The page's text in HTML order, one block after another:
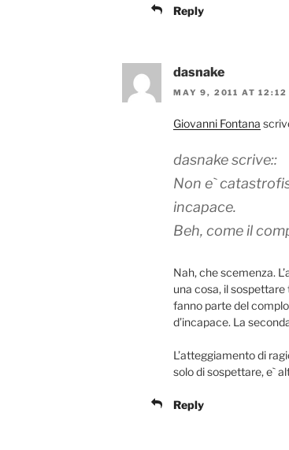
Reply
dasnake
MAY 9, 2011 AT 12:12
Giovanni Fontana
dasnake scrive::
Non e`
incapace.
Beh, come il
Nah, che scemenza.
una cosa, il
fanno parte del
d’incapace. La
L’atteggiamento di
solo di sospettare, e`
Reply